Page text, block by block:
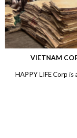
VIETNAM
HAPPY LIFE Corp